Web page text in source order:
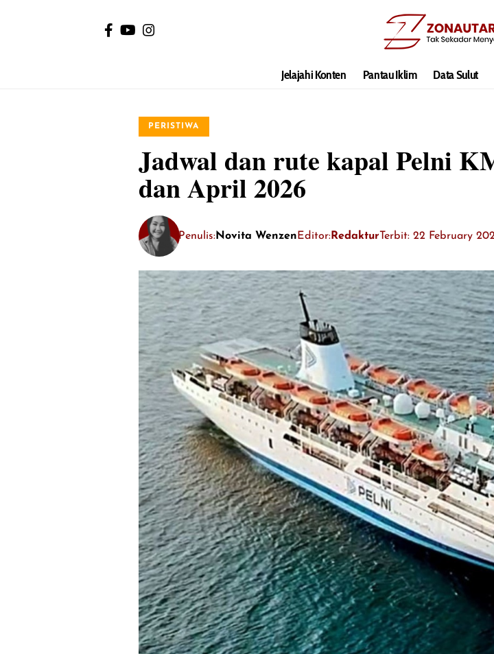
Jelajahi Konten Pantau Iklim Data Sulut
PERISTIWA
Jadwal dan rute kapal Pelni
dan April 2026
Penulis:Novita Wenzen Editor:Redaktur Terbit: 22 February